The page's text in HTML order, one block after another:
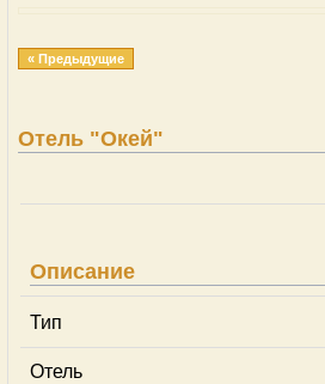
« Предыдущие
Отель "Окей"
Описание
Тип
Отель